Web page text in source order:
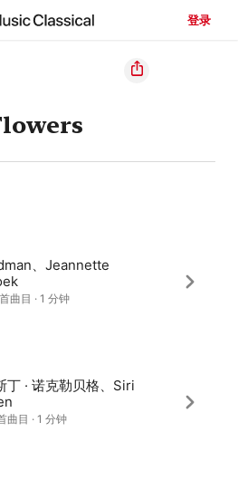
登录
、Jeannette
曲目 · 1 分钟
丁 · 诺克勒贝格、Siri
曲目 · 1 分钟